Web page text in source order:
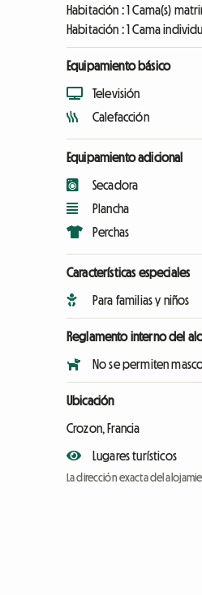
Habitación :1 Cama(s)
Habitación :1 Cama
Equipamiento básico
Televisión
Calefacción
Equipamiento adicional
Secadora
Plancha
Perchas
Características especiales
Para familias y niños
Reglamento interno del
No se permiten
Ubicación
Crozon, Francia
Lugares turísticos
La dirección exacta del